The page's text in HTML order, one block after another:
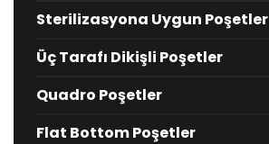
Sterilizasyona Uygun Poşetler
Üç Tarafı Dikişli Poşetler
Quadro Poşetler
Flat Bottom Poşetler